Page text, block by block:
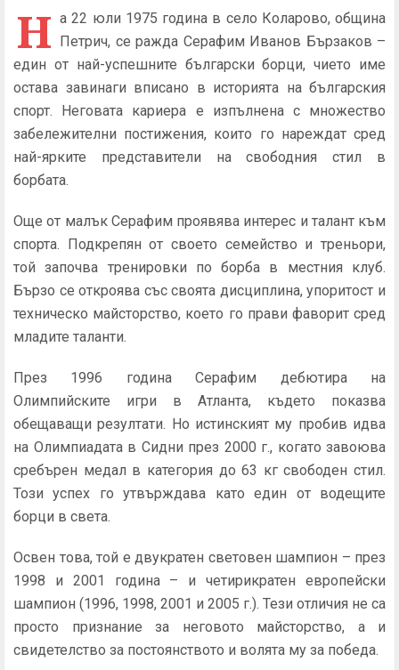
Н а 22 юли 1975 година в село Коларово, община
Петрич, се ражда Серафим Иванов Бързаков –
един от най-успешните български борци, чието име
остава завинаги вписано в историята на българския
спорт. Неговата кариера е изпълнена с множество
забележителни постижения, които го нареждат сред
най-ярките представители на свободния стил в
борбата.
Още от малък Серафим проявява интерес и талант към
спорта. Подкрепян от своето семейство и треньори,
той започва тренировки по борба в местния клуб.
Бързо се откроява със своята дисциплина, упоритост и
техническо майсторство, което го прави фаворит сред
младите таланти.
През 1996 година Серафим дебютира на
Олимпийските игри в Атланта, където показва
обещаващи резултати. Но истинският му пробив идва
на Олимпиадата в Сидни през 2000 г., когато завоюва
сребърен медал в категория до 63 кг свободен стил.
Този успех го утвърждава като един от водещите
борци в света.
Освен това, той е двукратен световен шампион – през
1998 и 2001 година – и четирикратен европейски
шампион (1996, 1998, 2001 и 2005 г.). Тези отличия не са
просто признание за неговото майсторство, а и
свидетелство за постоянството и волята му за победа.